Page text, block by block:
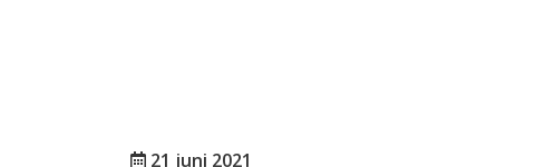
21 juni 2021